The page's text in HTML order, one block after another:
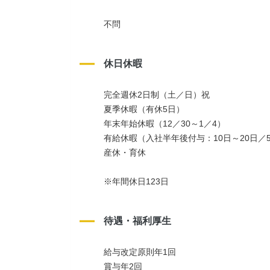
不問
休日休暇
完全週休2日制（土／日）祝
夏季休暇（有休5日）
年末年始休暇（12／30～1／4）
有給休暇（入社半年後付与：10日～20日／
産休・育休
※年間休日123日
待遇・福利厚生
給与改定原則年1回
賞与年2回